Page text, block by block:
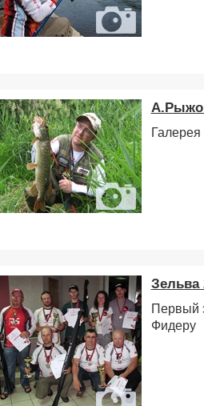
Зельва
Первый
Фидеру